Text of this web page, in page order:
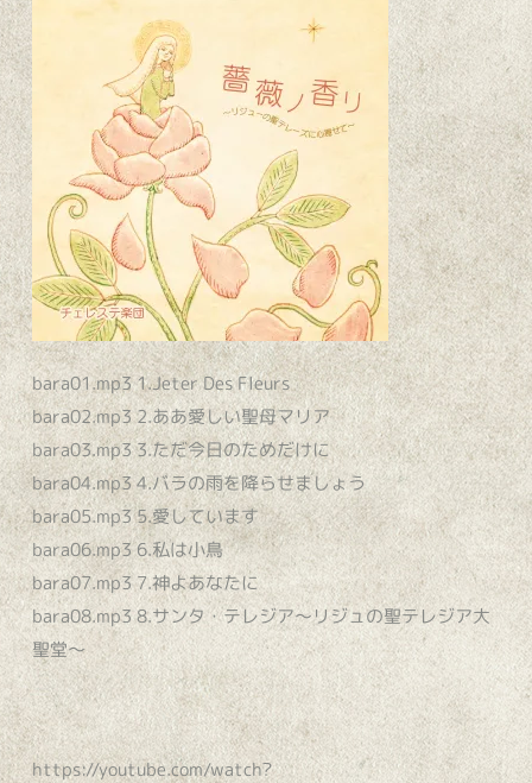
bara01.mp31.Jeter Des Fleurs
bara02.mp32.ああ愛しい聖母マリア
bara03.mp33.ただ今日のためだけに
bara04.mp34.バラの雨を降らせましょう
bara05.mp35.愛しています
bara06.mp36.私は小鳥
bara07.mp37.神よあなたに
bara08.mp38.サンタ・テレジア〜リジュの聖テレジア大
聖堂〜
https://youtube.com/watch?